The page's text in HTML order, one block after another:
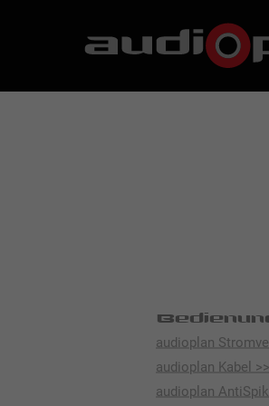
audioplan
audioplan Kabel >>
audioplan